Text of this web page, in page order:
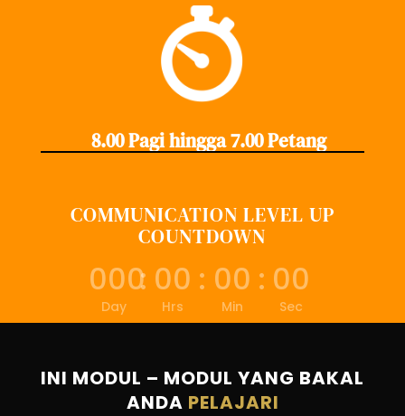
8.00 Pagi hingga 7.00 Petang
COMMUNICATION LEVEL UP
COUNTDOWN
000
Day
: 00
Hrs
: 00
Min
: 00
Sec
INI MODUL – MODUL YANG BAKAL
ANDA PELAJARI